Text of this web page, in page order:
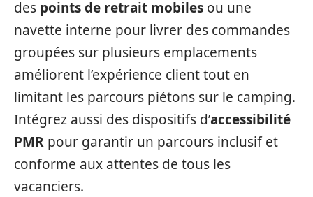
des points de retrait mobiles ou une
navette interne pour livrer des commandes
groupées sur plusieurs emplacements
améliorent l’expérience client tout en
limitant les parcours piétons sur le camping.
Intégrez aussi des dispositifs d’accessibilité
PMR pour garantir un parcours inclusif et
conforme aux attentes de tous les
vacanciers.